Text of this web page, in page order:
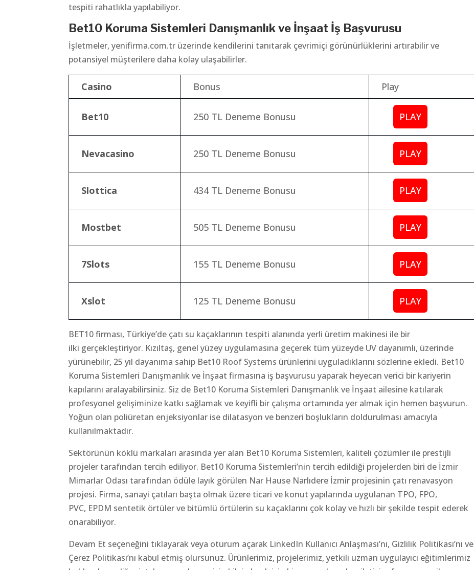
tespiti rahatlıkla yapılabiliyor.
Bet10 Koruma Sistemleri Danışmanlık ve İnşaat İş Başvurusu
İşletmeler, yenifirma.com.tr üzerinde kendilerini tanıtarak çevrimiçi görünürlüklerini artırabilir ve
potansiyel müşterilere daha kolay ulaşabilirler.
Casino Bonus Play
Bet10 250 TL Deneme Bonusu PLAY
Nevacasino 250 TL Deneme Bonusu PLAY
Slottica 434 TL Deneme Bonusu PLAY
Mostbet 505 TL Deneme Bonusu PLAY
7Slots 155 TL Deneme Bonusu PLAY
Xslot 125 TL Deneme Bonusu PLAY
BET10 firması, Türkiye’de çatı su kaçaklarının tespiti alanında yerli üretim makinesi ile bir
ilki gerçekleştiriyor. Kızıltaş, genel yüzey uygulamasına geçerek tüm yüzeyde UV dayanımlı, üzerinde
yürünebilir, 25 yıl dayanıma sahip Bet10 Roof Systems ürünlerini uyguladıklarını sözlerine ekledi. Bet10
Koruma Sistemleri Danışmanlık ve İnşaat firmasına iş başvurusu yaparak heyecan verici bir kariyerin
kapılarını aralayabilirsiniz. Siz de Bet10 Koruma Sistemleri Danışmanlık ve İnşaat ailesine katılarak
profesyonel gelişiminize katkı sağlamak ve keyifli bir çalışma ortamında yer almak için hemen başvurun.
Yoğun olan poliüretan enjeksiyonlar ise dilatasyon ve benzeri boşlukların doldurulması amacıyla
kullanılmaktadır.
Sektörünün köklü markaları arasında yer alan Bet10 Koruma Sistemleri, kaliteli çözümler ile prestijli
projeler tarafından tercih ediliyor. Bet10 Koruma Sistemleri’nin tercih edildiği projelerden biri de İzmir
Mimarlar Odası tarafından ödüle layık görülen Nar Hause Narlıdere İzmir projesinin çatı renavasyon
projesi. Firma, sanayi çatıları başta olmak üzere ticari ve konut yapılarında uygulanan TPO, FPO,
PVC, EPDM sentetik örtüler ve bitümlü örtülerin su kaçaklarını çok kolay ve hızlı bir şekilde tespit ederek
onarabiliyor.
Devam Et seçeneğini tıklayarak veya oturum açarak LinkedIn Kullanıcı Anlaşması’nı, Gizlilik Politikası’nı ve
Çerez Politikası’nı kabul etmiş olursunuz. Ürünlerimiz, projelerimiz, yetkili uzman uygulayıcı eğitimlerimiz